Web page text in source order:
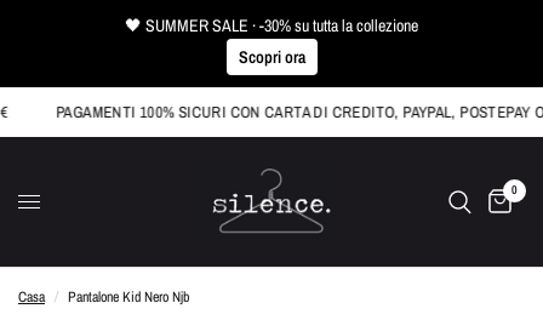
🖤 SUMMER SALE · -30% su tutta la collezione
Scopri ora
PAGAMENTI 100% SICURI CON CARTA DI CREDITO, PAYPAL, POSTEPAY O
0
Casa / Pantalone Kid Nero Njb